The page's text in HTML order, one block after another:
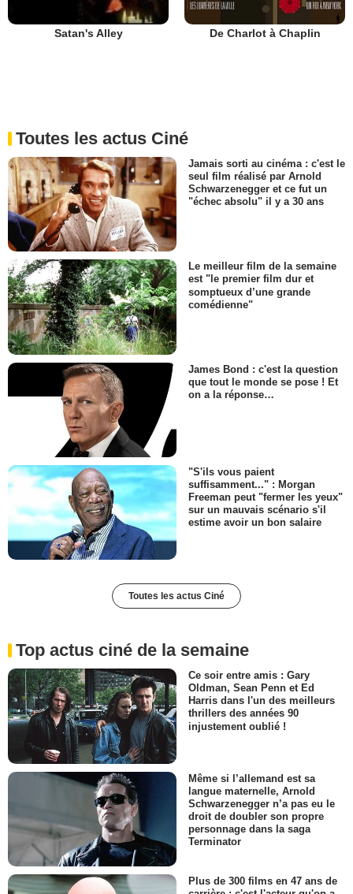
Satan's Alley De Charlot à Chaplin
Toutes les actus Ciné
Jamais sorti au cinéma : c'est le
seul film réalisé par Arnold
Schwarzenegger et ce fut un
"échec absolu" il y a 30 ans
Le meilleur film de la semaine
est "le premier film dur et
somptueux d’une grande
comédienne"
James Bond : c'est la question
que tout le monde se pose ! Et
on a la réponse…
"S'ils vous paient
suffisamment..." : Morgan
Freeman peut "fermer les yeux"
sur un mauvais scénario s'il
estime avoir un bon salaire
Toutes les actus Ciné
Top actus ciné de la semaine
Ce soir entre amis : Gary
Oldman, Sean Penn et Ed
Harris dans l'un des meilleurs
thrillers des années 90
injustement oublié !
Même si l’allemand est sa
langue maternelle, Arnold
Schwarzenegger n’a pas eu le
droit de doubler son propre
personnage dans la saga
Terminator
Plus de 300 films en 47 ans de